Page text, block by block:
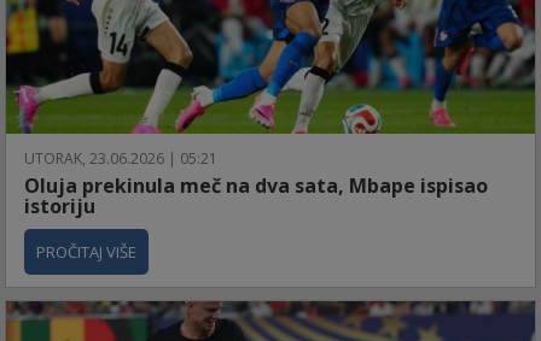
UTORAK, 23.06.2026 | 05:21
Oluja prekinula meč na dva sata, Mbape ispisao
istoriju
PROČITAJ VIŠE